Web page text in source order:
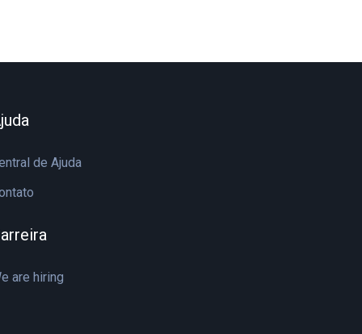
de Ajuda
are hiring